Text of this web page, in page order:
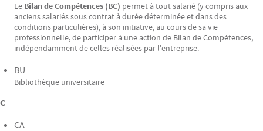
Le Bilan de Compétences (BC) permet à tout salarié (y compris aux
anciens salariés sous contrat à durée déterminée et dans des
conditions particulières), à son initiative, au cours de sa vie
professionnelle, de participer à une action de Bilan de Compétences,
indépendamment de celles réalisées par l'entreprise.
BU
Bibliothèque universitaire
C
CA